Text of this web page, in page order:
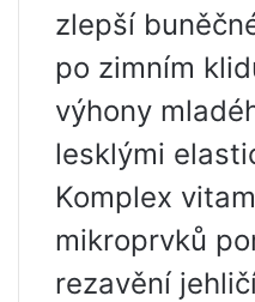
zlepší
po zimním
výhony
lesklými
Komplex
mikroprvků
rezavění